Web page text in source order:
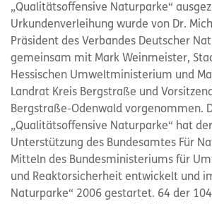
„Qualitätsoffensive Naturparke“
Urkundenverleihung wurde von Dr.
Präsident des Verbandes Deutscher
gemeinsam mit Mark Weinmeister,
Hessischen Umweltministerium und
Landrat Kreis Bergstraße und
Bergstraße-Odenwald vorgenommen.
„Qualitätsoffensive Naturparke“ hat
Unterstützung des Bundesamtes Für
Mitteln des Bundesministeriums für
und Reaktorsicherheit entwickelt und
Naturparke“ 2006 gestartet. 64 der